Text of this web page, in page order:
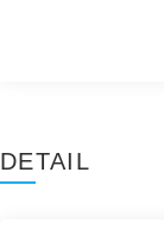
DETAIL